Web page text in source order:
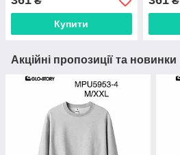
Купити
Акційні пропозиції та новинки